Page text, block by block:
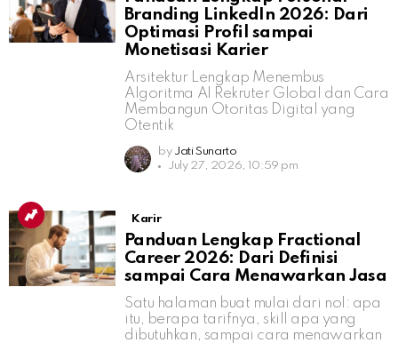
Branding LinkedIn 2026: Dari
Optimasi Profil sampai
Monetisasi Karier
Arsitektur Lengkap Menembus
Algoritma AI Rekruter Global dan Cara
Membangun Otoritas Digital yang
Otentik
by Jati Sunarto
July 27, 2026, 10:59 pm
Karir
Panduan Lengkap Fractional
Career 2026: Dari Definisi
sampai Cara Menawarkan Jasa
Satu halaman buat mulai dari nol: apa
itu, berapa tarifnya, skill apa yang
dibutuhkan, sampai cara menawarkan